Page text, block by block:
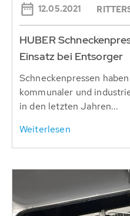
12.05.2021
HUBER
Einsatz bei Entsorger
Schneckenpressen
kommunaler und
in den letzten Jahren...
Weiterlesen